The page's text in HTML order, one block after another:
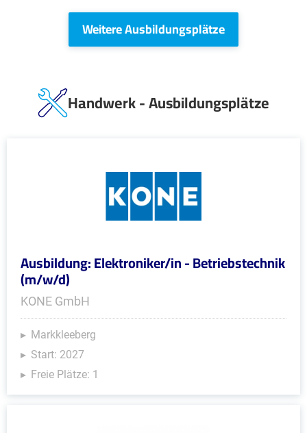
Weitere Ausbildungsplätze
Handwerk - Ausbildungsplätze
Ausbildung: Elektroniker/in - Betriebstechnik
(m/w/d)
KONE GmbH
Markkleeberg
Start: 2027
Freie Plätze: 1